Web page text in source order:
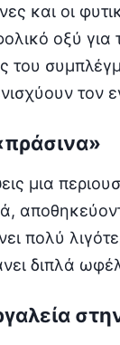
και οι
οξύ
του
τον
μια
πολύ
διπλά